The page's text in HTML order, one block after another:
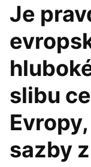
Je
slibu
sazby